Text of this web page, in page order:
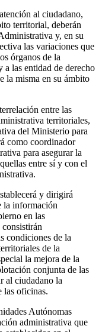
al ciudadano,
territorial, deberán
y, en su
las variaciones que
órganos de la
las entidad de derecho
la misma en su ámbito
entre las
territoriales,
del Ministerio para
como coordinador
para asegurar la
entre sí y con el
y dirigirá
la información
en las
condiciones de la
de la
la mejora de la
conjunta de las
al ciudadano la
las oficinas.
Autónomas
administrativa que